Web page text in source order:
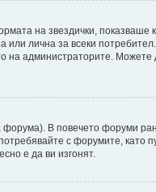
на звездички,
или лична за всеки
администраторите. Можете
В повечето форуми
с форумите, като
е да ви изгонят.